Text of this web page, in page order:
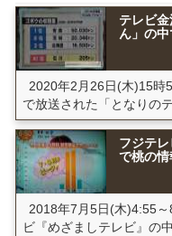
テレビ
ん」の
2020年2月26日(木)15時
で放送された「となりの
フジテ
で桃の情
2018年7月5日(木)4:55
ビ『めざましテレビ』の